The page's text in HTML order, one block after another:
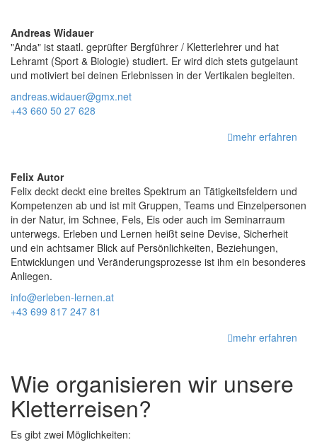
Andreas Widauer
"Anda" ist staatl. geprüfter Bergführer / Kletterlehrer und hat
Lehramt (Sport & Biologie) studiert. Er wird dich stets gutgelaunt
und motiviert bei deinen Erlebnissen in der Vertikalen begleiten.
andreas.widauer@gmx.net
+43 660 50 27 628
mehr erfahren
Felix Autor
Felix deckt deckt eine breites Spektrum an Tätigkeitsfeldern und
Kompetenzen ab und ist mit Gruppen, Teams und Einzelpersonen
in der Natur, im Schnee, Fels, Eis oder auch im Seminarraum
unterwegs. Erleben und Lernen heißt seine Devise, Sicherheit
und ein achtsamer Blick auf Persönlichkeiten, Beziehungen,
Entwicklungen und Veränderungsprozesse ist ihm ein besonderes
Anliegen.
info@erleben-lernen.at
+43 699 817 247 81
mehr erfahren
Wie organisieren wir unsere
Kletterreisen?
Es gibt zwei Möglichkeiten: